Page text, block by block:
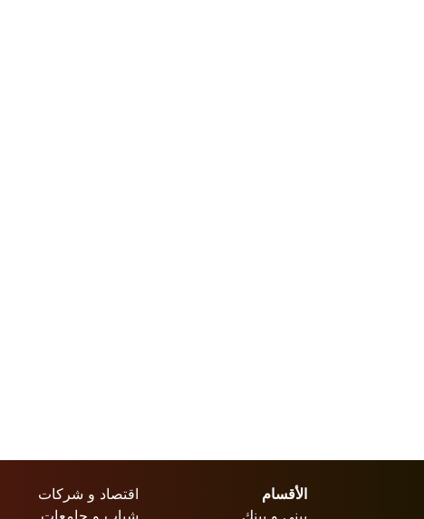
الأقسام
بيني و بينك
اقتصاد و شركات
شباب و جامعات